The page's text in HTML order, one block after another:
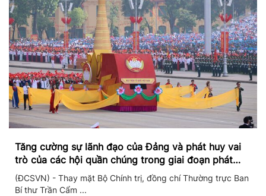
Tăng cường sự lãnh đạo của Đảng và phát huy vai
trò của các hội quần chúng trong giai đoạn phát
triển mới
(ĐCSVN) - Thay mặt Bộ Chính trị, đồng chí Thường trực Ban
Bí thư Trần Cẩm ...